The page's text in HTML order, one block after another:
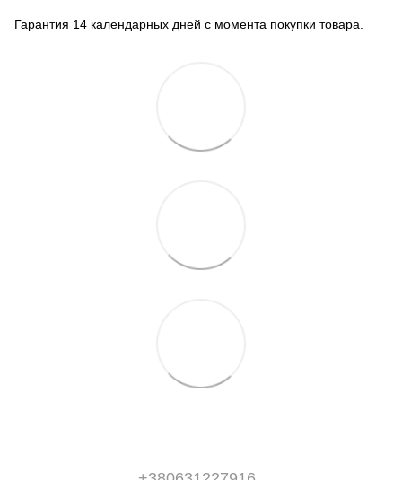
Гарантия 14 календарных дней с момента покупки товара.